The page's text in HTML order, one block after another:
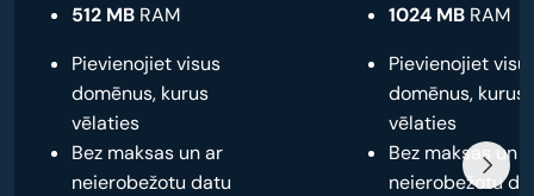
512 MB RAM
Pievienojiet visus
domēnus, kurus
vēlaties
Bez maksas un ar
neierobežotu datu
1024 MB RAM
Pievienojiet
domēnus, kurus
vēlaties
Bez maksas un
neierobežotu